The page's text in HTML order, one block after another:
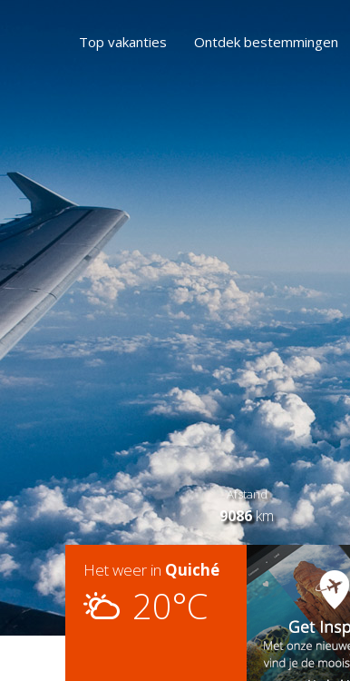
Top vakanties Ontdek bestemmingen
Afstand
9086km
Het weer in Quiché
20°C